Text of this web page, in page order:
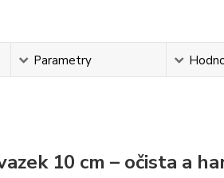
Parametry
10 cm – očista a